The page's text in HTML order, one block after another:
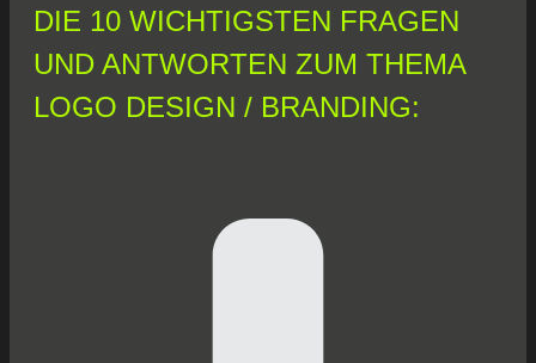
DIE 10 WICHTIGSTEN FRAGEN
UND ANTWORTEN ZUM THEMA
LOGO DESIGN / BRANDING: